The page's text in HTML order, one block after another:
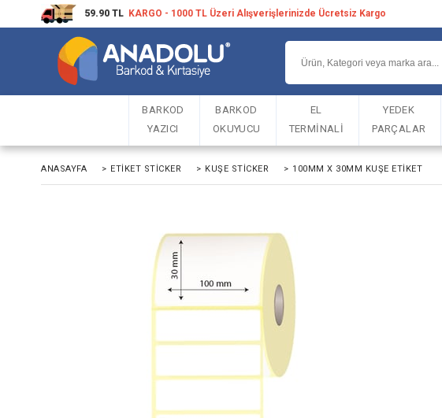
59.90 TL KARGO - 1000 TL Üzeri Alışverişlerinizde Ücretsiz Kargo
BARKOD
YAZICI
BARKOD
OKUYUCU
EL
TERMİNALİ
YEDEK
PARÇALAR
ANASAYFA > ETIKET STICKER > KUŞE STICKER > 100MM X 30MM KUŞE ETIKET